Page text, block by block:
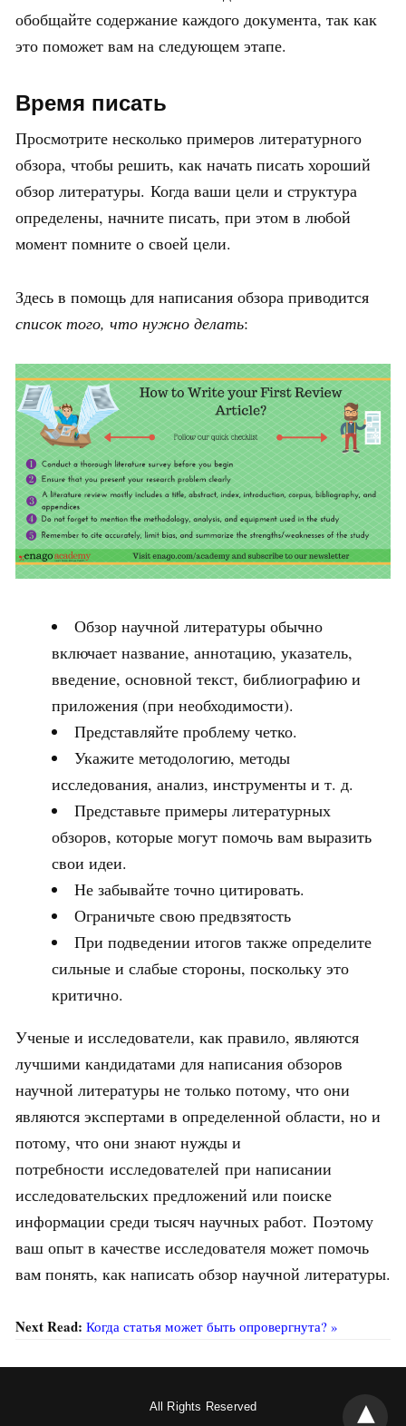
обобщайте содержание каждого документа, так как
это поможет вам на следующем этапе.
Время писать
Просмотрите несколько примеров литературного
обзора, чтобы решить, как начать писать хороший
обзор литературы. Когда ваши цели и структура
определены, начните писать, при этом в любой
момент помните о своей цели.
Здесь в помощь для написания обзора приводится
список того, что нужно делать:
Обзор научной литературы обычно
включает название, аннотацию, указатель,
введение, основной текст, библиографию и
приложения (при необходимости).
Представляйте проблему четко.
Укажите методологию, методы
исследования, анализ, инструменты и т. д.
Представьте примеры литературных
обзоров, которые могут помочь вам выразить
свои идеи.
Не забывайте точно цитировать.
Ограничьте свою предвзятость
При подведении итогов также определите
сильные и слабые стороны, поскольку это
критично.
Ученые и исследователи, как правило, являются
лучшими кандидатами для написания обзоров
научной литературы не только потому, что они
являются экспертами в определенной области, но и
потому, что они знают нужды и
потребности исследователей при написании
исследовательских предложений или поиске
информации среди тысяч научных работ. Поэтому
ваш опыт в качестве исследователя может помочь
вам понять, как написать обзор научной литературы.
Next Read: Когда статья может быть опровергнута? »
All Rights Reserved